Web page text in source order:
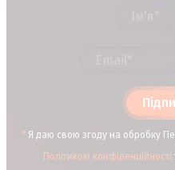
* Я даю свою згоду на обробку
Політикою конфіденційності